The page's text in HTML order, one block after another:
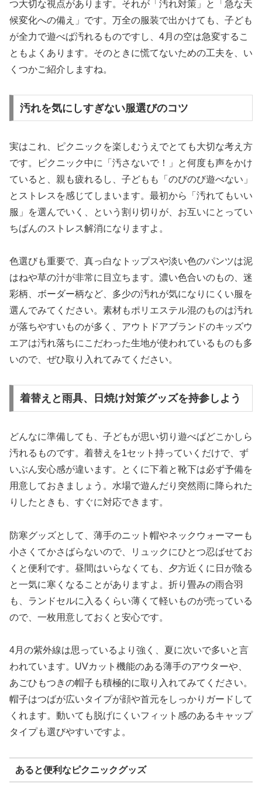
つ大切な視点があります。それが「汚れ対策」と「急な天
候変化への備え」です。万全の服装で出かけても、子ども
が全力で遊べば汚れるものですし、4月の空は急変するこ
ともよくあります。そのときに慌てないための工夫を、い
くつかご紹介しますね。
汚れを気にしすぎない服選びのコツ
実はこれ、ピクニックを楽しむうえでとても大切な考え方
です。ピクニック中に「汚さないで！」と何度も声をかけ
ていると、親も疲れるし、子どもも「のびのび遊べない」
とストレスを感じてしまいます。最初から「汚れてもいい
服」を選んでいく、という割り切りが、お互いにとってい
ちばんのストレス解消になりますよ。
色選びも重要で、真っ白なトップスや淡い色のパンツは泥
はねや草の汁が非常に目立ちます。濃い色合いのもの、迷
彩柄、ボーダー柄など、多少の汚れが気になりにくい服を
選んでみてください。素材もポリエステル混のものは汚れ
が落ちやすいものが多く、アウトドアブランドのキッズウ
エアは汚れ落ちにこだわった生地が使われているものも多
いので、ぜひ取り入れてみてください。
着替えと雨具、日焼け対策グッズを持参しよう
どんなに準備しても、子どもが思い切り遊べばどこかしら
汚れるものです。着替えを1セット持っていくだけで、ず
いぶん安心感が違います。とくに下着と靴下は必ず予備を
用意しておきましょう。水場で遊んだり突然雨に降られた
りしたときも、すぐに対応できます。
防寒グッズとして、薄手のニット帽やネックウォーマーも
小さくてかさばらないので、リュックにひとつ忍ばせてお
くと便利です。昼間はいらなくても、夕方近くに日が陰る
と一気に寒くなることがありますよ。折り畳みの雨合羽
も、ランドセルに入るくらい薄くて軽いものが売っている
ので、一枚用意しておくと安心です。
4月の紫外線は思っているより強く、夏に次いで多いと言
われています。UVカット機能のある薄手のアウターや、
あごひもつきの帽子も積極的に取り入れてみてください。
帽子はつばが広いタイプが顔や首元をしっかりガードして
くれます。動いても脱げにくいフィット感のあるキャップ
タイプも選びやすいですよ。
あると便利なピクニックグッズ